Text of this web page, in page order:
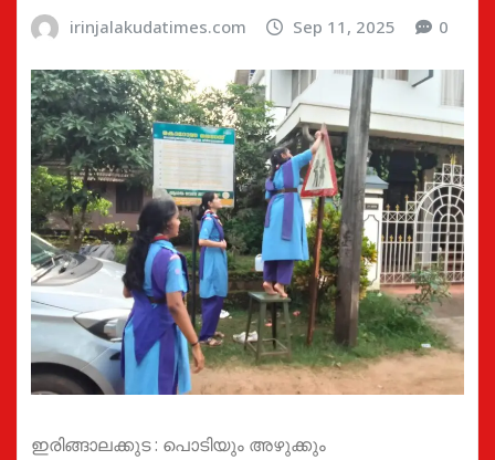
irinjalakudatimes.com Sep 11, 2025 0
ഇരിങ്ങാലക്കുട : പൊടിയും അഴുക്കും